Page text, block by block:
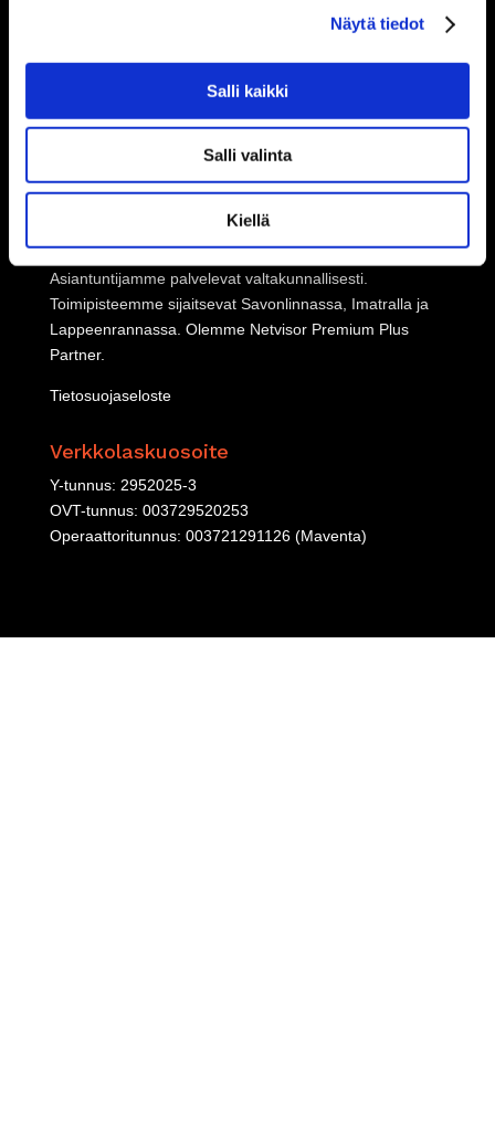
Näytä tiedot
Salli kaikki
Salli valinta
Kiellä
Taloushallintopalvelut
Taloushallinnon järjestelmät
Lakipalvelut
Relion Oy
Asiantuntijamme palvelevat valtakunnallisesti.
Toimipisteemme sijaitsevat Savonlinnassa, Imatralla ja
Lappeenrannassa. Olemme Netvisor Premium Plus
Partner.
Tietosuojaseloste
Verkkolaskuosoite
Y-tunnus: 2952025-3
OVT-tunnus: 003729520253
Operaattoritunnus: 003721291126 (Maventa)